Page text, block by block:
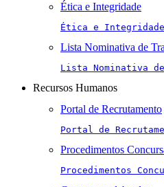
Ética e Integridade
Ética e Integridade
Lista Nominativa de
Lista Nominativa
Recursos Humanos
Portal de Recrutamento
Portal de
Procedimentos
Procedimentos